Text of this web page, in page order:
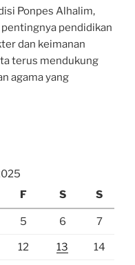
Ponpes Alhalim,
pendidikan
dan keimanan
terus mendukung
agama yang
F S S
5 6 7
12 13 14